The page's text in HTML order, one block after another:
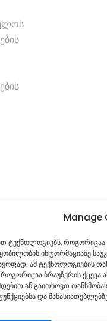
Manage
ტექნოლოგიებს,
ინფორმაციაზე
ამ ტექნოლოგიების
როგორიცაა ბრაუზერის ქცევა
ან გაითხოვთ
და